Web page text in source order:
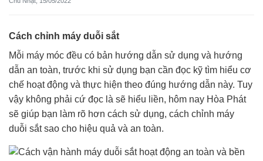
Cách chỉnh máy duỗi sắt
Mỗi máy móc đều có bản hướng dẫn sử dụng và hướng
dẫn an toàn, trước khi sử dụng bạn cần đọc kỹ tìm hiểu cơ
chế hoạt động và thực hiện theo đúng hướng dẫn này. Tuy
vậy không phải cứ đọc là sẽ hiểu liền, hôm nay Hòa Phát
sẽ giúp bạn làm rõ hơn cách sử dụng, cách chỉnh máy
duỗi sắt sao cho hiệu quả và an toàn.